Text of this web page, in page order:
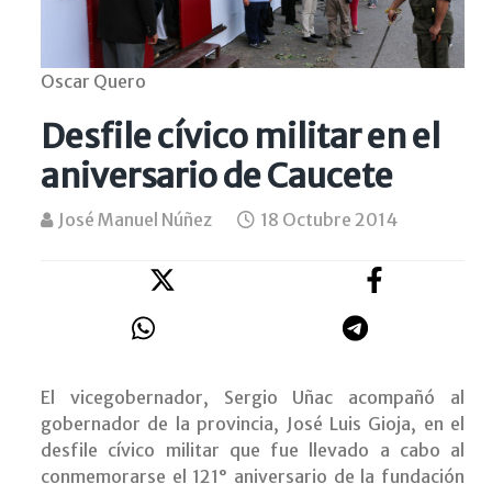
Oscar Quero
Desfile cívico militar en el
aniversario de Caucete
José Manuel Núñez 18 Octubre 2014
El vicegobernador, Sergio Uñac acompañó al
gobernador de la provincia, José Luis Gioja, en el
desfile cívico militar que fue llevado a cabo al
conmemorarse el 121° aniversario de la fundación